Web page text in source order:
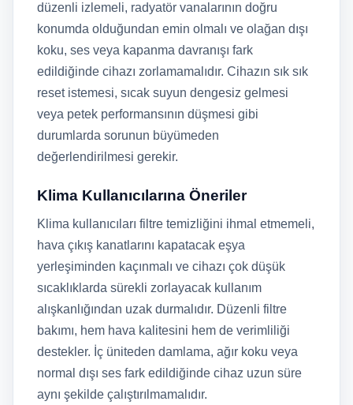
düzenli izlemeli, radyatör vanalarının doğru
konumda olduğundan emin olmalı ve olağan dışı
koku, ses veya kapanma davranışı fark
edildiğinde cihazı zorlamamalıdır. Cihazın sık sık
reset istemesi, sıcak suyun dengesiz gelmesi
veya petek performansının düşmesi gibi
durumlarda sorunun büyümeden
değerlendirilmesi gerekir.
Klima Kullanıcılarına Öneriler
Klima kullanıcıları filtre temizliğini ihmal etmemeli,
hava çıkış kanatlarını kapatacak eşya
yerleşiminden kaçınmalı ve cihazı çok düşük
sıcaklıklarda sürekli zorlayacak kullanım
alışkanlığından uzak durmalıdır. Düzenli filtre
bakımı, hem hava kalitesini hem de verimliliği
destekler. İç üniteden damlama, ağır koku veya
normal dışı ses fark edildiğinde cihaz uzun süre
aynı şekilde çalıştırılmamalıdır.